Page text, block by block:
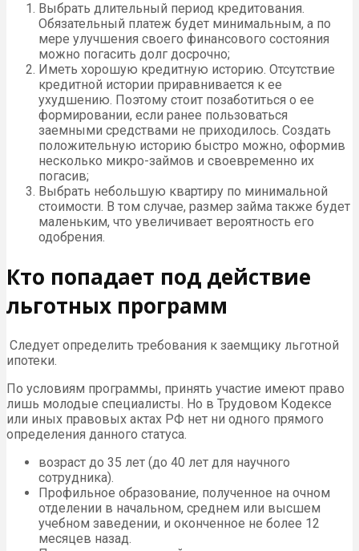
Выбрать длительный период кредитования.
Обязательный платеж будет минимальным, а по
мере улучшения своего финансового состояния
можно погасить долг досрочно;
Иметь хорошую кредитную историю. Отсутствие
кредитной истории приравнивается к ее
ухудшению. Поэтому стоит позаботиться о ее
формировании, если ранее пользоваться
заемными средствами не приходилось. Создать
положительную историю быстро можно, оформив
несколько микро-займов и своевременно их
погасив;
Выбрать небольшую квартиру по минимальной
стоимости. В том случае, размер займа также будет
маленьким, что увеличивает вероятность его
одобрения.
Кто попадает под действие
льготных программ
Следует определить требования к заемщику льготной
ипотеки.
По условиям программы, принять участие имеют право
лишь молодые специалисты. Но в Трудовом Кодексе
или иных правовых актах РФ нет ни одного прямого
определения данного статуса.
возраст до 35 лет (до 40 лет для научного
сотрудника).
Профильное образование, полученное на очном
отделении в начальном, среднем или высшем
учебном заведении, и оконченное не более 12
месяцев назад.